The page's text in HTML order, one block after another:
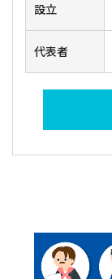
設立
代表者